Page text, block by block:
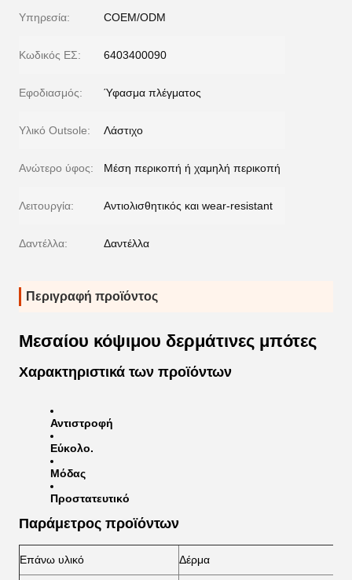
Υπηρεσία: COEM/ODM
Κωδικός ΕΣ: 6403400090
Εφοδιασμός: Ύφασμα πλέγματος
Υλικό Outsole: Λάστιχο
Ανώτερο ύφος: Μέση περικοπή ή χαμηλή περικοπή
Λειτουργία: Αντιολισθητικός και wear-resistant
Δαντέλλα: Δαντέλλα
Περιγραφή προϊόντος
Μεσαίου κόψιμου δερμάτινες μπότες
Χαρακτηριστικά των προϊόντων
Αντιστροφή
Εύκολο.
Μόδας
Προστατευτικό
Παράμετρος προϊόντων
Επάνω υλικό Δέρμα